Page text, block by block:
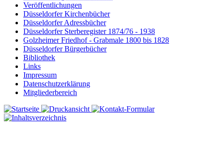
Veröffentlichungen
Düsseldorfer Kirchenbücher
Düsseldorfer Adressbücher
Düsseldorfer Sterberegister 1874/76 - 1938
Golzheimer Friedhof - Grabmale 1800 bis 1828
Düsseldorfer Bürgerbücher
Bibliothek
Links
Impressum
Datenschutzerklärung
Mitgliederbereich